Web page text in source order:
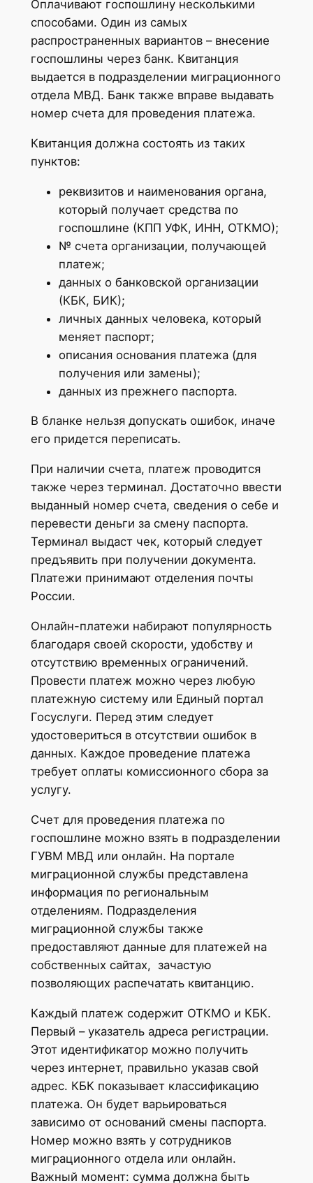
Оплачивают госпошлину несколькими
способами. Один из самых
распространенных вариантов – внесение
госпошлины через банк. Квитанция
выдается в подразделении миграционного
отдела МВД. Банк также вправе выдавать
номер счета для проведения платежа.
Квитанция должна состоять из таких
пунктов:
реквизитов и наименования органа,
который получает средства по
госпошлине (КПП УФК, ИНН, ОТКМО);
№ счета организации, получающей
платеж;
данных о банковской организации
(КБК, БИК);
личных данных человека, который
меняет паспорт;
описания основания платежа (для
получения или замены);
данных из прежнего паспорта.
В бланке нельзя допускать ошибок, иначе
его придется переписать.
При наличии счета, платеж проводится
также через терминал. Достаточно ввести
выданный номер счета, сведения о себе и
перевести деньги за смену паспорта.
Терминал выдаст чек, который следует
предъявить при получении документа.
Платежи принимают отделения почты
России.
Онлайн-платежи набирают популярность
благодаря своей скорости, удобству и
отсутствию временных ограничений.
Провести платеж можно через любую
платежную систему или Единый портал
Госуслуги. Перед этим следует
удостовериться в отсутствии ошибок в
данных. Каждое проведение платежа
требует оплаты комиссионного сбора за
услугу.
Счет для проведения платежа по
госпошлине можно взять в подразделении
ГУВМ МВД или онлайн. На портале
миграционной службы представлена
информация по региональным
отделениям. Подразделения
миграционной службы также
предоставляют данные для платежей на
собственных сайтах, зачастую
позволяющих распечатать квитанцию.
Каждый платеж содержит ОТКМО и КБК.
Первый – указатель адреса регистрации.
Этот идентификатор можно получить
через интернет, правильно указав свой
адрес. КБК показывает классификацию
платежа. Он будет варьироваться
зависимо от оснований смены паспорта.
Номер можно взять у сотрудников
миграционного отдела или онлайн.
Важный момент: сумма должна быть